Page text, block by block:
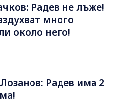
Радев не лъже!
много
около него!
Радев има 2